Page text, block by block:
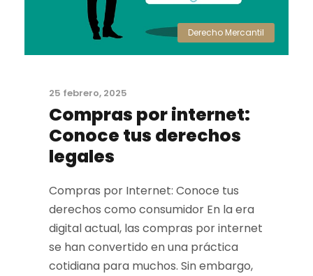
Derecho Mercantil
25 febrero, 2025
Compras por internet:
Conoce tus derechos
legales
Compras por Internet: Conoce tus
derechos como consumidor En la era
digital actual, las compras por internet
se han convertido en una práctica
cotidiana para muchos. Sin embargo,